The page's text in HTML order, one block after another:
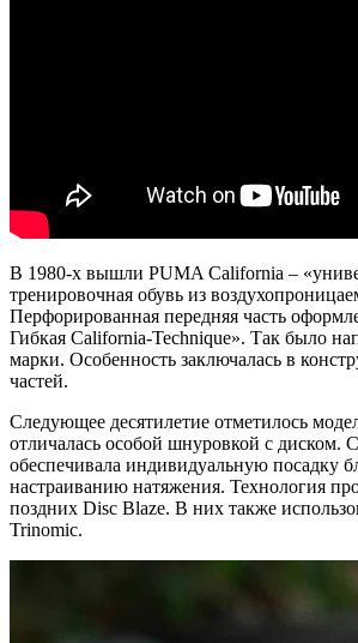
В 1980-х вышли PUMA California –
тренировочная обувь из
Перфорированная передняя часть
Гибкая California-Technique». Так было
марки. Особенность заключалась в
частей.
Следующее десятилетие отметилось
отличалась особой шнуровкой с диском.
обеспечивала индивидуальную посадку
настраиванию натяжения. Технология
поздних Disc Blaze. В них также
Trinomic.